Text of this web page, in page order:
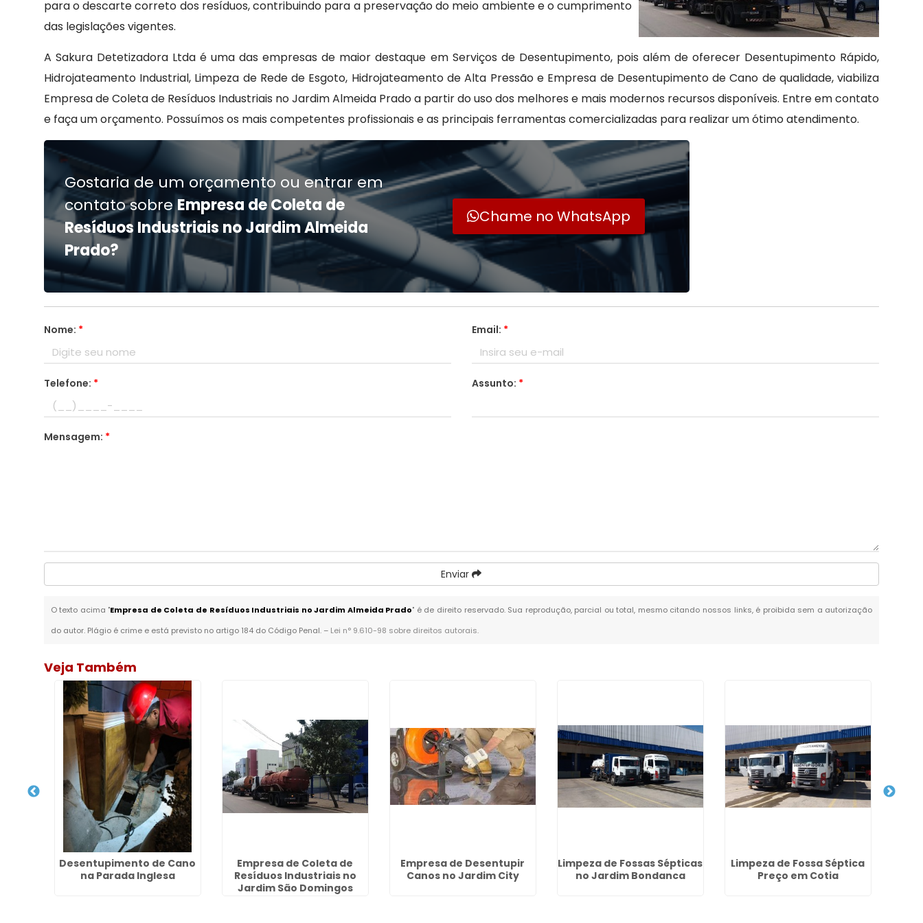
para o descarte correto dos resíduos, contribuindo para a preservação do meio ambiente e o cumprimento
das legislações vigentes.
A Sakura Detetizadora Ltda é uma das empresas de maior destaque em Serviços de Desentupimento, pois além de oferecer Desentupimento Rápido,
Hidrojateamento Industrial, Limpeza de Rede de Esgoto, Hidrojateamento de Alta Pressão e Empresa de Desentupimento de Cano de qualidade, viabiliza
Empresa de Coleta de Resíduos Industriais no Jardim Almeida Prado a partir do uso dos melhores e mais modernos recursos disponíveis. Entre em contato
e faça um orçamento. Possuímos os mais competentes profissionais e as principais ferramentas comercializadas para realizar um ótimo atendimento.
Gostaria de um orçamento ou entrar em
contato sobreEmpresa de Coleta de
Resíduos Industriais no Jardim Almeida
Prado?
Chame no WhatsApp
Nome: * Email: *
Telefone: * Assunto: *
Mensagem: *
Enviar
O texto acima "Empresa de Coleta de Resíduos Industriais no Jardim Almeida Prado" é de direito reservado. Sua reprodução, parcial ou total, mesmo citando nossos links, é proibida sem a autorização
do autor. Plágio é crime e está previsto no artigo 184 do Código Penal. – Lei n° 9.610-98 sobre direitos autorais.
Veja Também
Desentupimento de Cano
na Parada Inglesa
Empresa de Coleta de
Resíduos Industriais no
Jardim São Domingos
Empresa de Desentupir
Canos no Jardim City
Limpeza de Fossas Sépticas
no Jardim Bondanca
Limpeza de Fossa Séptica
Preço em Cotia